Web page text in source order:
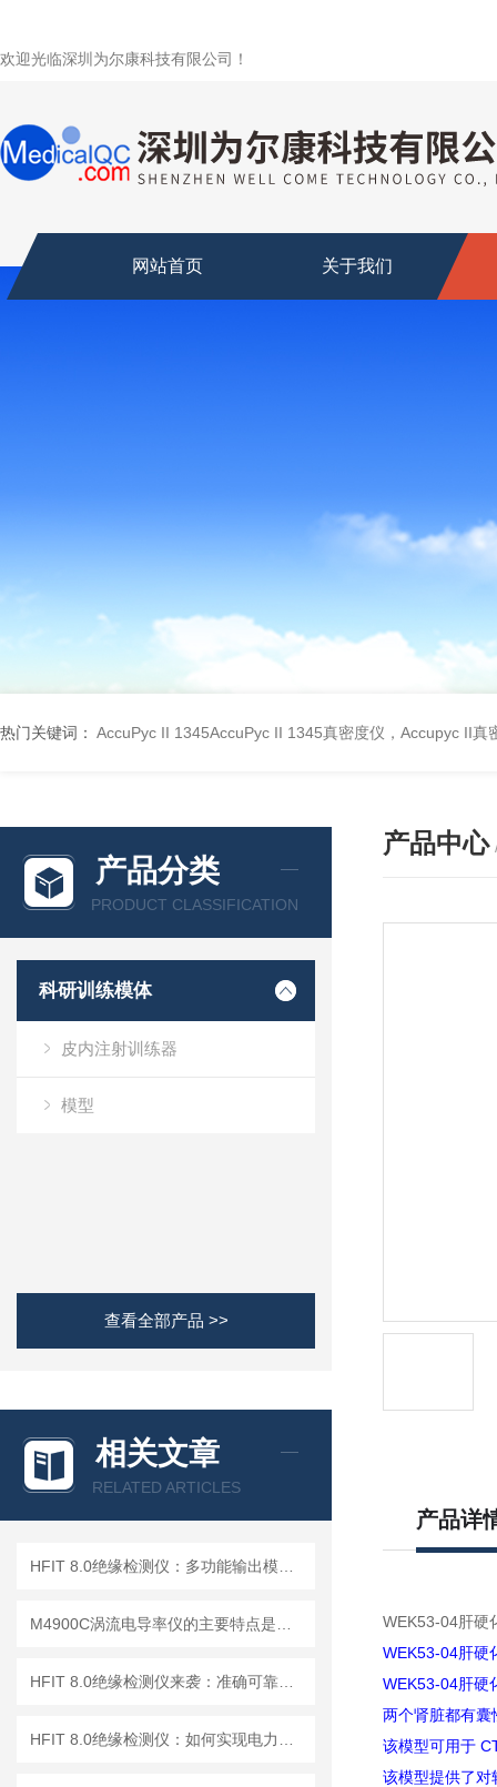
欢迎光临深圳为尔康科技有限公司！
网站首页 关于我们
热门关键词： AccuPyc II 1345AccuPyc II 1345真密度仪，Accupyc II真
产品分类
PRODUCT CLASSIFICATION
科研训练模体
皮内注射训练器
模型
查看全部产品 >>
相关文章
RELATED ARTICLES
产品中心
产品详
WEK53-04肝硬
WEK53-04肝硬
WEK53-04肝硬
两个肾脏都有囊
该模型可用于
该模型提供了对